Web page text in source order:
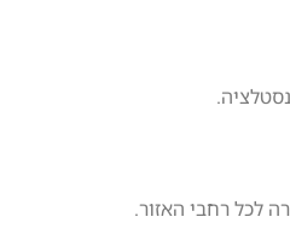
לכל רחבי האזור.